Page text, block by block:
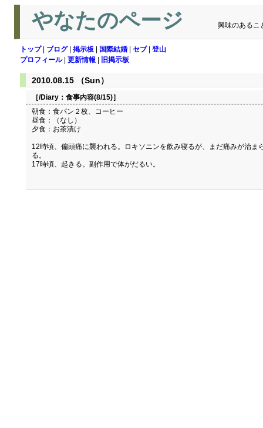
やなたのページ 興味のあるこ
トップ| ブログ| 掲示板 国際結婚 セブ| 登山
プロフィール| 更新情報 旧掲示板
2010.08.15 （Sun）
［/Diary： 食事内容(8/15)］
朝食：食パン２枚、コーヒー
昼食：（なし）
夕食：お茶漬け
12時頃、偏頭痛に襲われる。ロキソニンを飲み寝るが、まだ痛みが治
る。
17時頃、起きる。副作用で体がだるい。